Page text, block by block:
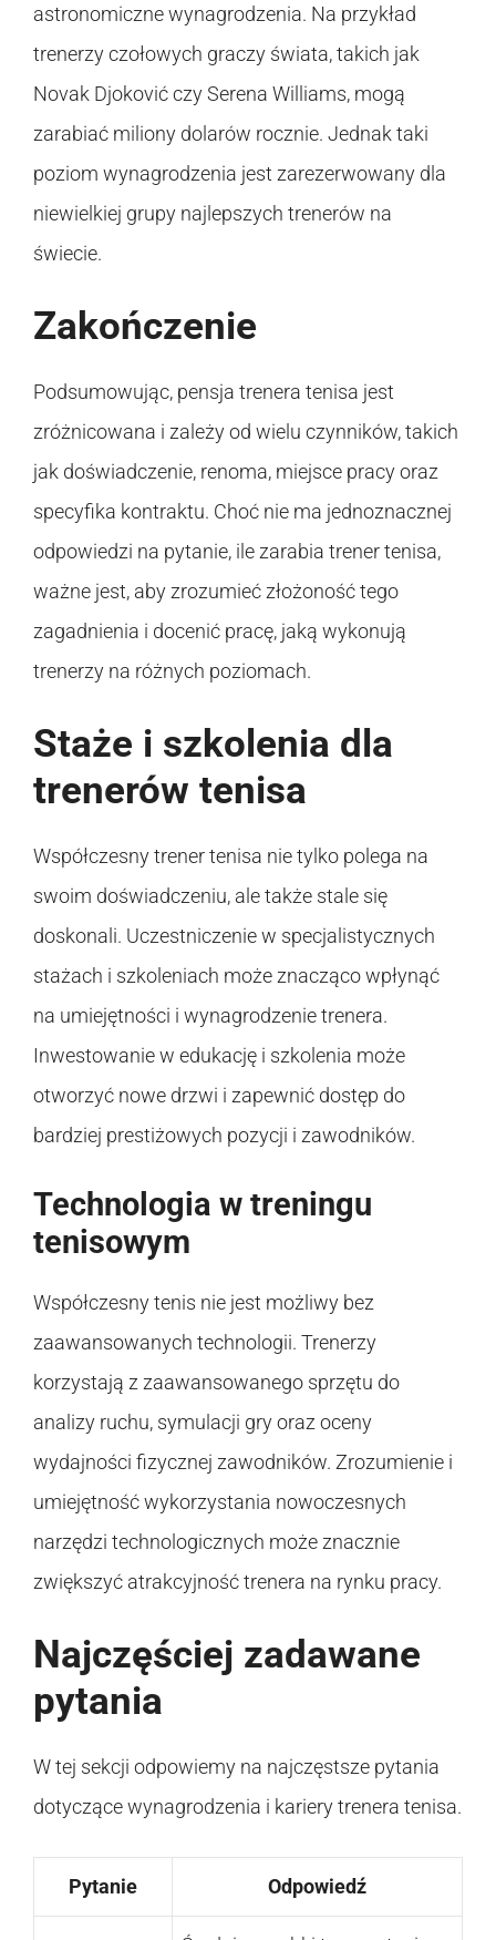
astronomiczne wynagrodzenia. Na przykład
trenerzy czołowych graczy świata, takich jak
Novak Djoković czy Serena Williams, mogą
zarabiać miliony dolarów rocznie. Jednak taki
poziom wynagrodzenia jest zarezerwowany dla
niewielkiej grupy najlepszych trenerów na
świecie.
Zakończenie
Podsumowując, pensja trenera tenisa jest
zróżnicowana i zależy od wielu czynników, takich
jak doświadczenie, renoma, miejsce pracy oraz
specyfika kontraktu. Choć nie ma jednoznacznej
odpowiedzi na pytanie, ile zarabia trener tenisa,
ważne jest, aby zrozumieć złożoność tego
zagadnienia i docenić pracę, jaką wykonują
trenerzy na różnych poziomach.
Staże i szkolenia dla
trenerów tenisa
Współczesny trener tenisa nie tylko polega na
swoim doświadczeniu, ale także stale się
doskonali. Uczestniczenie w specjalistycznych
stażach i szkoleniach może znacząco wpłynąć
na umiejętności i wynagrodzenie trenera.
Inwestowanie w edukację i szkolenia może
otworzyć nowe drzwi i zapewnić dostęp do
bardziej prestiżowych pozycji i zawodników.
Technologia w treningu
tenisowym
Współczesny tenis nie jest możliwy bez
zaawansowanych technologii. Trenerzy
korzystają z zaawansowanego sprzętu do
analizy ruchu, symulacji gry oraz oceny
wydajności fizycznej zawodników. Zrozumienie i
umiejętność wykorzystania nowoczesnych
narzędzi technologicznych może znacznie
zwiększyć atrakcyjność trenera na rynku pracy.
Najczęściej zadawane
pytania
W tej sekcji odpowiemy na najczęstsze pytania
dotyczące wynagrodzenia i kariery trenera tenisa.
Pytanie Odpowiedź